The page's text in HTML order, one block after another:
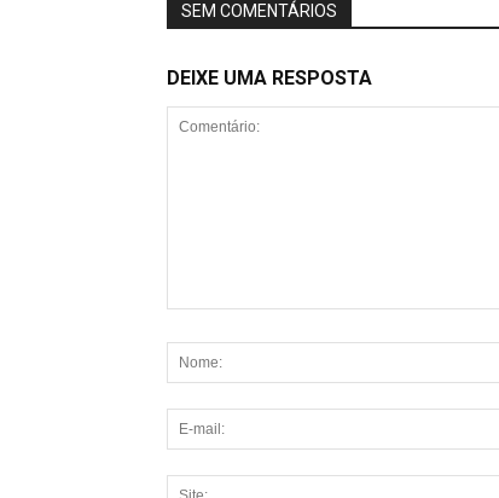
SEM COMENTÁRIOS
DEIXE UMA RESPOSTA